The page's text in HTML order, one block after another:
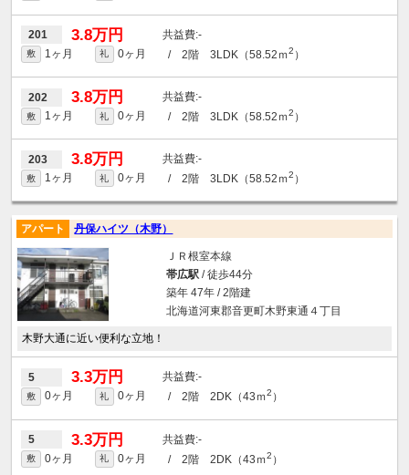
201 3.8万円 -
敷 1ヶ月 礼 0ヶ月 / 2階 3LDK（58.52ｍ2 ）
202 3.8万円 -
敷 1ヶ月 礼 0ヶ月 / 2階 3LDK（58.52ｍ2 ）
203 3.8万円 -
敷 1ヶ月 礼 0ヶ月 / 2階 3LDK（58.52ｍ2 ）
アパート 丹保ハイツ（木野）
ＪＲ根室本線
帯広駅/ 徒歩44分
築年 47年 / 2階建
北海道河東郡音更町木野東通４丁目
木野大通に近い便利な立地！
5 3.3万円 -
敷 0ヶ月 礼 0ヶ月 / 2階 2DK（43ｍ2 ）
5 3.3万円 -
敷 0ヶ月 礼 0ヶ月 / 2階 2DK（43ｍ2 ）